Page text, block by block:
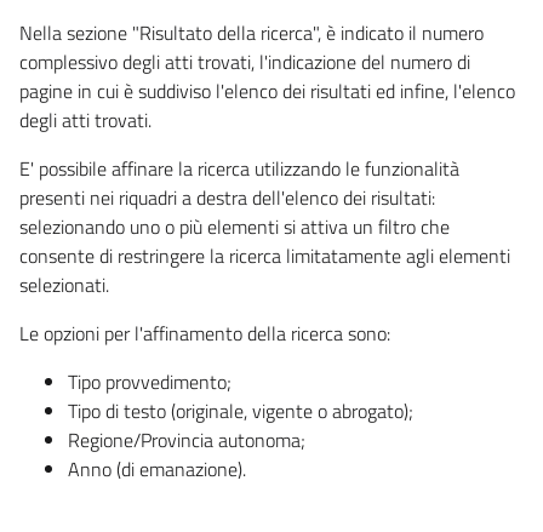
Nella sezione "Risultato della ricerca", è indicato il numero
complessivo degli atti trovati, l'indicazione del numero di
pagine in cui è suddiviso l'elenco dei risultati ed infine, l'elenco
degli atti trovati.
E' possibile affinare la ricerca utilizzando le funzionalità
presenti nei riquadri a destra dell'elenco dei risultati:
selezionando uno o più elementi si attiva un filtro che
consente di restringere la ricerca limitatamente agli elementi
selezionati.
Le opzioni per l'affinamento della ricerca sono:
Tipo provvedimento;
Tipo di testo (originale, vigente o abrogato);
Regione/Provincia autonoma;
Anno (di emanazione).